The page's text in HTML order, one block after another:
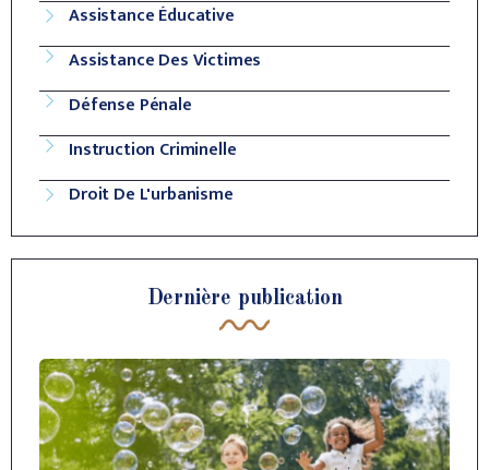
Assistance Éducative
Assistance Des Victimes
Défense Pénale
Instruction Criminelle
Droit De L'urbanisme
Dernière publication